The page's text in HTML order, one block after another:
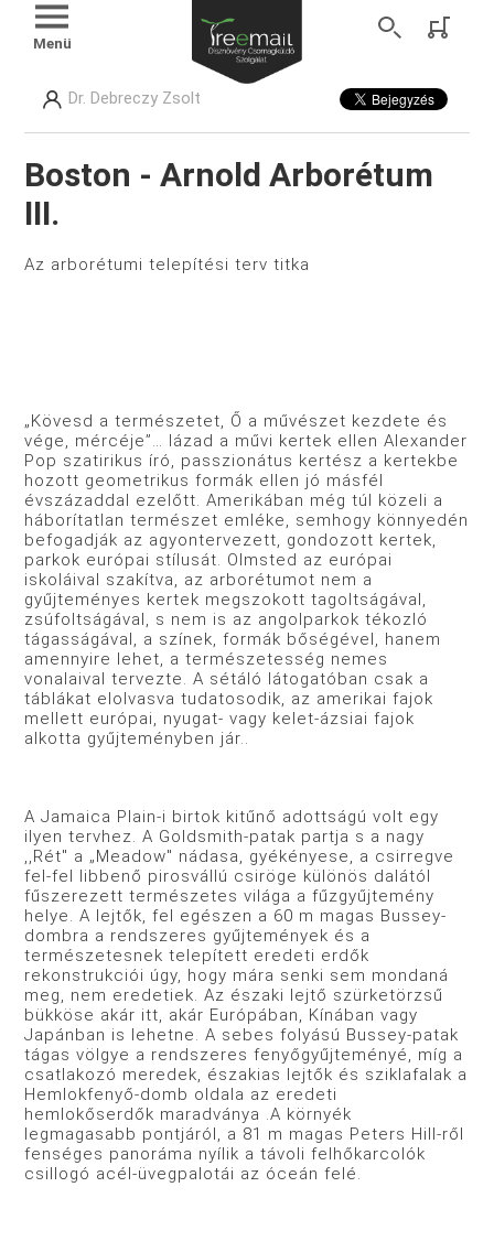
Menü
Dr. Debreczy Zsolt
Boston - Arnold Arborétum
III.
Az arborétumi telepítési terv titka
„Kövesd a természetet, Ő a művészet kezdete és
vége, mércéje”… lázad a művi kertek ellen Alexander
Pop szatirikus író, passzionátus kertész a kertekbe
hozott geometrikus formák ellen jó másfél
évszázaddal ezelőtt. Amerikában még túl közeli a
háborítatlan természet emléke, semhogy könnyedén
befogadják az agyontervezett, gondozott kertek,
parkok európai stílusát. Olmsted az európai
iskoláival szakítva, az arborétumot nem a
gyűjteményes kertek megszokott tagoltságával,
zsúfoltságával, s nem is az angolparkok tékozló
tágasságával, a színek, formák bőségével, hanem
amennyire lehet, a természetesség nemes
vonalaival tervezte. A sétáló látogatóban csak a
táblákat elolvasva tudatosodik, az amerikai fajok
mellett európai, nyugat- vagy kelet-ázsiai fajok
alkotta gyűjteményben jár..
A Jamaica Plain-i birtok kitűnő adottságú volt egy
ilyen tervhez. A Goldsmith-patak partja s a nagy
,,Rét" a „Meadow" nádasa, gyékényese, a csirregve
fel-fel libbenő pirosvállú csiröge különös dalától
fűszerezett természetes világa a fűzgyűjtemény
helye. A lejtők, fel egészen a 60 m magas Bussey-
dombra a rendszeres gyűjtemények és a
természetesnek telepített eredeti erdők
rekonstrukciói úgy, hogy mára senki sem mondaná
meg, nem eredetiek. Az északi lejtő szürketörzsű
bükköse akár itt, akár Európában, Kínában vagy
Japánban is lehetne. A sebes folyású Bussey-patak
tágas völgye a rendszeres fenyőgyűjteményé, míg a
csatlakozó meredek, északias lejtők és sziklafalak a
Hemlokfenyő-domb oldala az eredeti
hemlokőserdők maradványa .A környék
legmagasabb pontjáról, a 81 m magas Peters Hill-ről
fenséges panoráma nyílik a távoli felhőkarcolók
csillogó acél-üvegpalotái az óceán felé.